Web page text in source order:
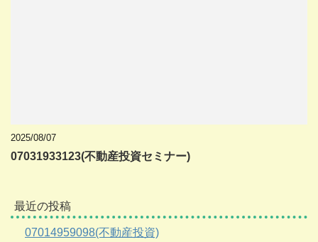
2025/08/07
07031933123(不動産投資セミナー)
最近の投稿
07014959098(不動産投資)